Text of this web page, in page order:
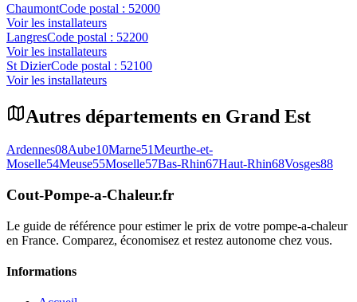
ChaumontCode postal : 52000
Voir les installateurs
LangresCode postal : 52200
Voir les installateurs
St DizierCode postal : 52100
Voir les installateurs
Autres départements en Grand Est
Ardennes08Aube10Marne51Meurthe-et-
Moselle54Meuse55Moselle57Bas-Rhin67Haut-Rhin68Vosges88
Cout-Pompe-a-Chaleur.fr
Le guide de référence pour estimer le prix de votre pompe-a-chaleur
en France. Comparez, économisez et restez autonome chez vous.
Informations